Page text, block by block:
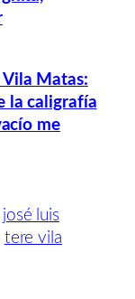
Vila Matas:
la caligrafía
me
josé luis
tere vila